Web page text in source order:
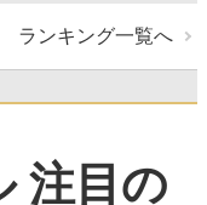
ランキング一覧へ
注目の